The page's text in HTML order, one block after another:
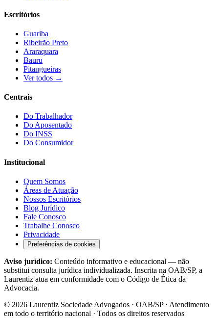
Escritórios
Guariba
Ribeirão Preto
Araraquara
Bauru
Pitangueiras
Ver todos →
Centrais
Do Trabalhador
Do Aposentado
Do INSS
Do Consumidor
Institucional
Quem Somos
Áreas de Atuação
Nossos Escritórios
Blog Jurídico
Fale Conosco
Trabalhe Conosco
Privacidade
Preferências de cookies
Aviso jurídico: Conteúdo informativo e educacional — não
substitui consulta jurídica individualizada. Inscrita na OAB/SP, a
Laurentiz atua em conformidade com o Código de Ética da
Advocacia.
© 2026 Laurentiz Sociedade Advogados · OAB/SP · Atendimento
em todo o território nacional · Todos os direitos reservados